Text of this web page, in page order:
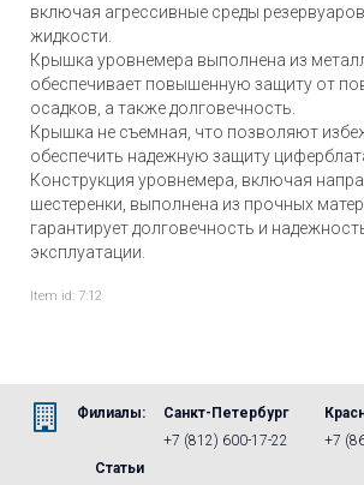
включая агрессивные среды резервуаров
жидкости.
Крышка уровнемера выполнена из
обеспечивает повышенную защиту от
осадков, а также долговечность.
Крышка не съемная, что позволяют
обеспечить надежную защиту
Конструкция уровнемера, включая
шестеренки, выполнена из прочных
гарантирует долговечность и
эксплуатации.
Item id: 7:12
Филиалы:
Санкт-Петербург
+7 (812) 600-17-22
+7
Статьи